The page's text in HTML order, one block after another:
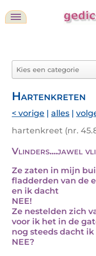
Hartenkreten
< vorige | alles |
hartenkreet (nr.
Vlinders....jawel
Ze zaten in mijn
fladderden van de
en ik dacht
NEE!
Ze nestelden zich
voor ik het in de
nog steeds dacht ik
NEE?